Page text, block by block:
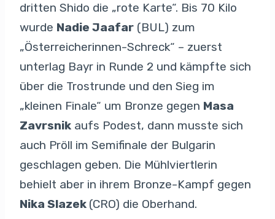
dritten Shido die „rote Karte“. Bis 70 Kilo
wurde Nadie Jaafar (BUL) zum
„Österreicherinnen-Schreck“ – zuerst
unterlag Bayr in Runde 2 und kämpfte sich
über die Trostrunde und den Sieg im
„kleinen Finale“ um Bronze gegen Masa
Zavrsnik aufs Podest, dann musste sich
auch Pröll im Semifinale der Bulgarin
geschlagen geben. Die Mühlviertlerin
behielt aber in ihrem Bronze-Kampf gegen
Nika Slazek (CRO) die Oberhand.